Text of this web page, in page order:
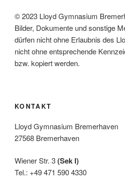
© 2023 Lloyd Gymnasium
Bilder, Dokumente und sonstige
dürfen nicht ohne Erlaubnis des
nicht ohne entsprechende
bzw. kopiert werden.
KONTAKT
Lloyd Gymnasium Bremerhaven
27568 Bremerhaven
Wiener Str. 3(Sek I)
Tel.: +49 471 590 4330